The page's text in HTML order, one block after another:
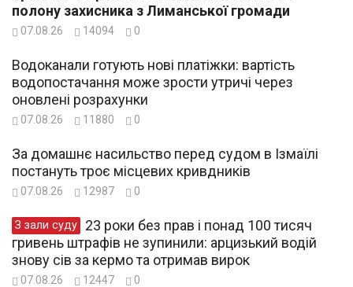
полону захисника з Лиманської громади
07.08.26 14094 0
Водоканали готують нові платіжки: вартість
водопостачання може зрости утричі через
оновлені розрахунки
07.08.26 11880 0
За домашнє насильство перед судом в Ізмаїлі
постануть троє місцевих кривдників
07.08.26 12987 0
З зали суду
гривень штрафів не зупинили: арцизький водій
знову сів за кермо та отримав вирок
07.08.26 12447 0